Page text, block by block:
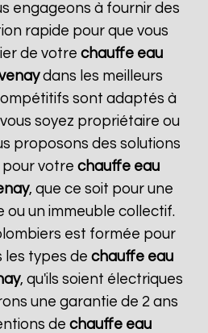
engageons à fournir des
rapide pour que vous
de votre chauffe eau
dans les meilleurs
sont adaptés à
soyez propriétaire ou
proposons des solutions
pour votrechauffe eau
, que ce soit pour une
ou un immeuble collectif.
est formée pour
les types dechauffe eau
, qu'ils soient électriques
une garantie de 2 ans
de chauffe eau